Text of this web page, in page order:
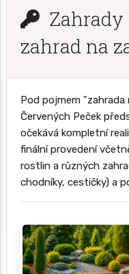
Zahrady
zahrad na
Pod pojmem "zahrada
Červených Peček
očekává kompletní
finální provedení
rostlin a různých
chodníky, cestičky) a